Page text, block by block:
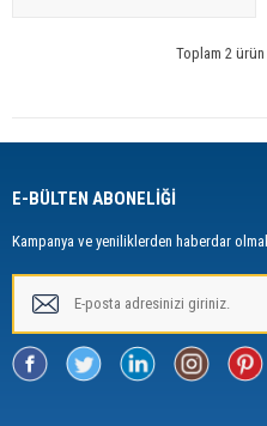
Toplam 2
E-BÜLTEN ABONELİĞİ
Kampanya ve yeniliklerden haberdar